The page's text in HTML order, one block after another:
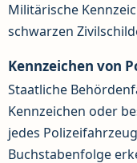
Militärische
schwarzen
Kennzeichen von
Staatliche
Kennzeichen oder
jedes
Buchstabenfolge